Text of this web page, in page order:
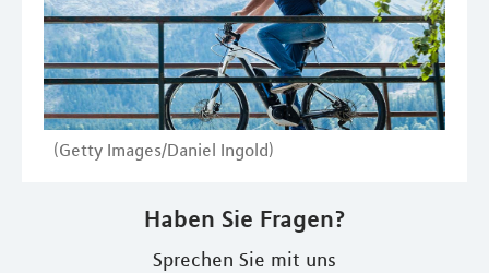
(Getty Images/Daniel Ingold)
Haben Sie Fragen?
Sprechen Sie mit uns